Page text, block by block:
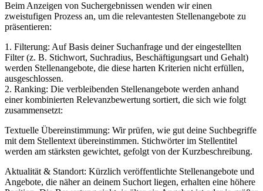
Beim Anzeigen von Suchergebnissen wenden wir einen
zweistufigen Prozess an, um die relevantesten Stellenangebote zu
präsentieren:
1. Filterung: Auf Basis deiner Suchanfrage und der eingestellten
Filter (z. B. Stichwort, Suchradius, Beschäftigungsart und Gehalt)
werden Stellenangebote, die diese harten Kriterien nicht erfüllen,
ausgeschlossen.
2. Ranking: Die verbleibenden Stellenangebote werden anhand
einer kombinierten Relevanzbewertung sortiert, die sich wie folgt
zusammensetzt:
Textuelle Übereinstimmung: Wir prüfen, wie gut deine Suchbegriffe
mit dem Stellentext übereinstimmen. Stichwörter im Stellentitel
werden am stärksten gewichtet, gefolgt von der Kurzbeschreibung.
Aktualität & Standort: Kürzlich veröffentlichte Stellenangebote und
Angebote, die näher an deinem Suchort liegen, erhalten eine höhere